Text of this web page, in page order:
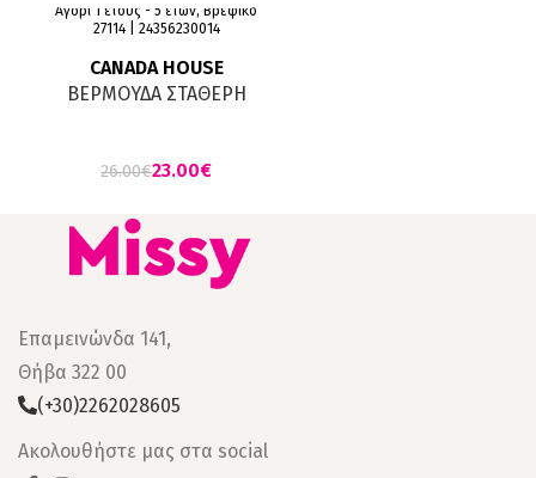
Αγόρι 1 έτους - 5 ετών, Βρεφικό
27114 | 24356230014
CANADA HOUSE
ΒΕΡΜΟΥΔΑ ΣΤΑΘΕΡΗ
26.00€23.00€
Επαμεινώνδα 141,
Θήβα 322 00
(+30)2262028605
Ακολουθήστε μας στα social